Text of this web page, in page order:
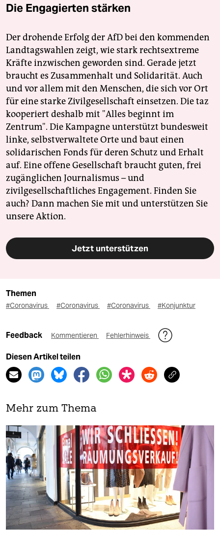
Die Engagierten stärken
Der drohende Erfolg der AfD bei den kommenden
Landtagswahlen zeigt, wie stark rechtsextreme
Kräfte inzwischen geworden sind. Gerade jetzt
braucht es Zusammenhalt und Solidarität. Auch
und vor allem mit den Menschen, die sich vor Ort
für eine starke Zivilgesellschaft einsetzen. Die taz
kooperiert deshalb mit "Alles beginnt im
Zentrum". Die Kampagne unterstützt bundesweit
linke, selbstverwaltete Orte und baut einen
solidarischen Fonds für deren Schutz und Erhalt
auf. Eine offene Gesellschaft braucht guten, frei
zugänglichen Journalismus – und
zivilgesellschaftliches Engagement. Finden Sie
auch? Dann machen Sie mit und unterstützen Sie
unsere Aktion.
Jetzt unterstützen
Themen
#Coronavirus #Coronavirus #Coronavirus #Konjunktur
Feedback Kommentieren Fehlerhinweis
Diesen Artikel teilen
Mehr zum Thema